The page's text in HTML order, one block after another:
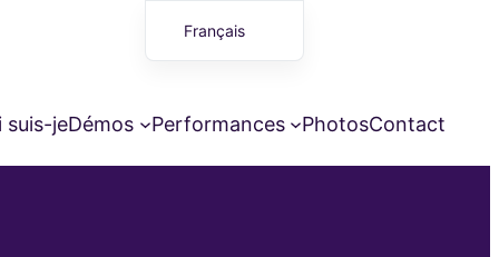
suis-jeDémos Performances PhotosContact
Français